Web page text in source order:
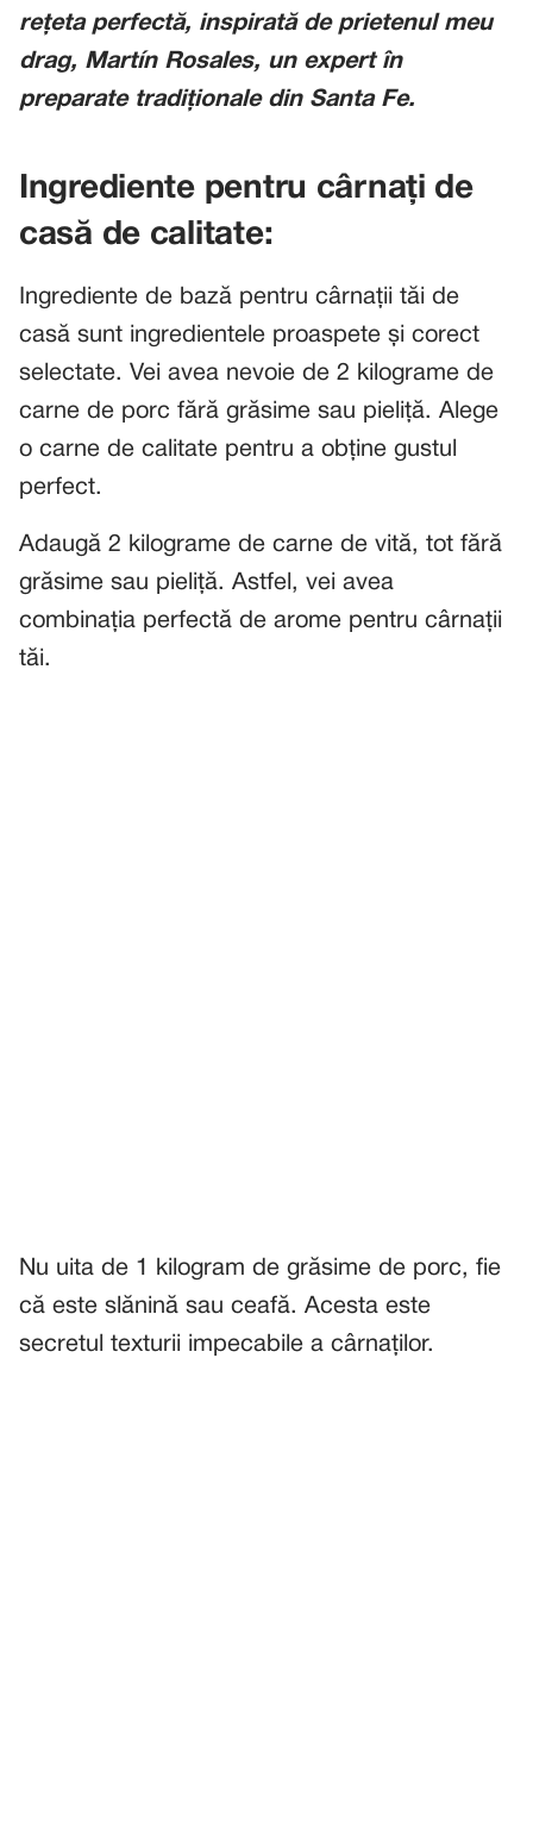
rețeta perfectă, inspirată de prietenul meu
drag, Martín Rosales, un expert în
preparate tradiționale din Santa Fe.
Ingrediente pentru cârnați de
casă de calitate:
Ingrediente de bază pentru cârnații tăi de
casă sunt ingredientele proaspete și corect
selectate. Vei avea nevoie de 2 kilograme de
carne de porc fără grăsime sau pieliță. Alege
o carne de calitate pentru a obține gustul
perfect.
Adaugă 2 kilograme de carne de vită, tot fără
grăsime sau pieliță. Astfel, vei avea
combinația perfectă de arome pentru cârnații
tăi.
Nu uita de 1 kilogram de grăsime de porc, fie
că este slănină sau ceafă. Acesta este
secretul texturii impecabile a cârnaților.